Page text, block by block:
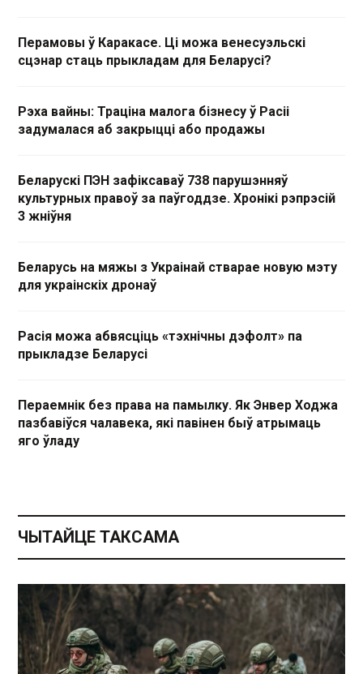
Перамовы ў Каракасе. Ці можа венесуэльскі
сцэнар стаць прыкладам для Беларусі?
Рэха вайны: Траціна малога бізнесу ў Расіі
задумалася аб закрыцці або продажы
Беларускі ПЭН зафіксаваў 738 парушэнняў
культурных правоў за паўгоддзе. Хронікі рэпрэсій
3 жніўня
Беларусь на мяжы з Украінай стварае новую мэту
для украінскіх дронаў
Расія можа абвясціць «тэхнічны дэфолт» па
прыкладзе Беларусі
Пераемнік без права на памылку. Як Энвер Ходжа
пазбавіўся чалавека, які павінен быў атрымаць
яго ўладу
ЧЫТАЙЦЕ ТАКСАМА